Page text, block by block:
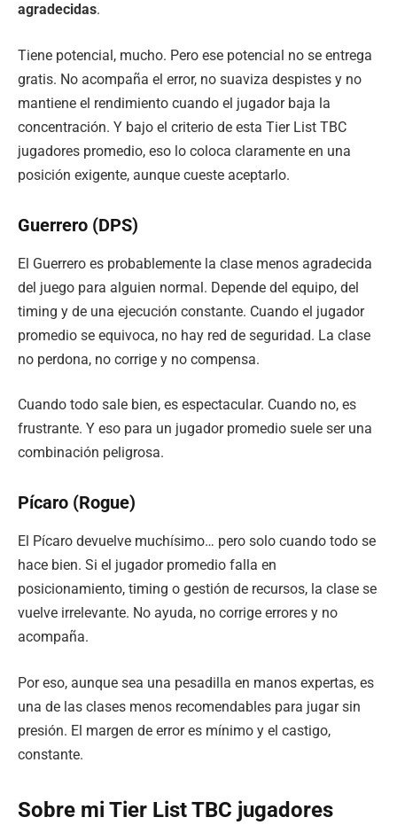
agradecidas.
Tiene potencial, mucho. Pero ese potencial no se entrega
gratis. No acompaña el error, no suaviza despistes y no
mantiene el rendimiento cuando el jugador baja la
concentración. Y bajo el criterio de esta Tier List TBC
jugadores promedio, eso lo coloca claramente en una
posición exigente, aunque cueste aceptarlo.
Guerrero (DPS)
El Guerrero es probablemente la clase menos agradecida
del juego para alguien normal. Depende del equipo, del
timing y de una ejecución constante. Cuando el jugador
promedio se equivoca, no hay red de seguridad. La clase
no perdona, no corrige y no compensa.
Cuando todo sale bien, es espectacular. Cuando no, es
frustrante. Y eso para un jugador promedio suele ser una
combinación peligrosa.
Pícaro (Rogue)
El Pícaro devuelve muchísimo… pero solo cuando todo se
hace bien. Si el jugador promedio falla en
posicionamiento, timing o gestión de recursos, la clase se
vuelve irrelevante. No ayuda, no corrige errores y no
acompaña.
Por eso, aunque sea una pesadilla en manos expertas, es
una de las clases menos recomendables para jugar sin
presión. El margen de error es mínimo y el castigo,
constante.
Sobre mi Tier List TBC jugadores